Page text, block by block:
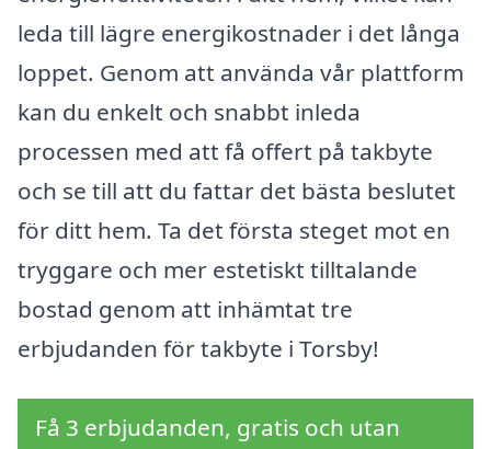
leda till lägre energikostnader i det långa
loppet. Genom att använda vår plattform
kan du enkelt och snabbt inleda
processen med att få offert på takbyte
och se till att du fattar det bästa beslutet
för ditt hem. Ta det första steget mot en
tryggare och mer estetiskt tilltalande
bostad genom att inhämtat tre
erbjudanden för takbyte i Torsby!
Få 3 erbjudanden, gratis och utan